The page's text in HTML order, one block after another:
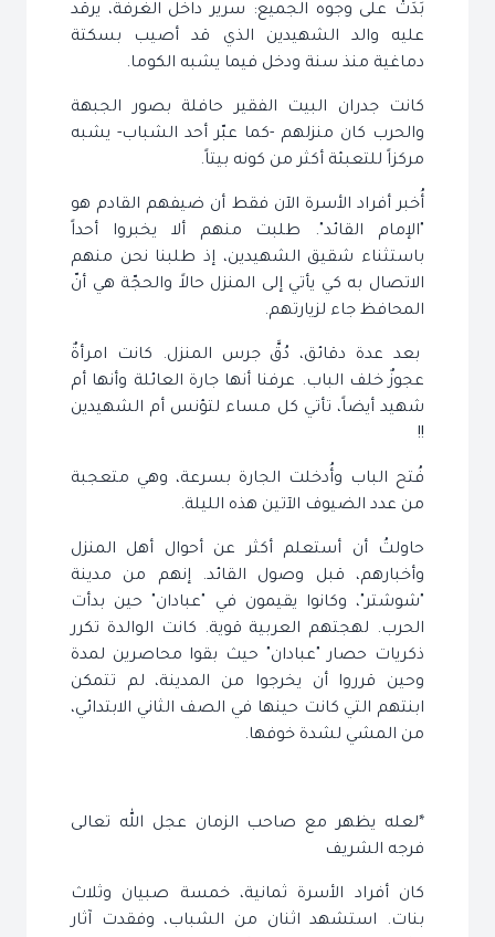
بَدَتْ على وجوه الجميع: سرير داخل الغرفة، يرقد
عليه والد الشهيدين الذي قد أصيب بسكتة
دماغية منذ سنة ودخل فيما يشبه الكوما.
كانت جدران البيت الفقير حافلة بصور الجبهة
والحرب كان منزلهم -كما عبّر أحد الشباب- يشبه
مركزاً للتعبئة أكثر من كونه بيتاً.
أُخبر أفراد الأسرة الآن فقط أن ضيفهم القادم هو
"الإمام القائد". طلبت منهم ألا يخبروا أحداً
باستثناء شقيق الشهيدين، إذ طلبنا نحن منهم
الاتصال به كي يأتي إلى المنزل حالاً والحجّة هي أنّ
المحافظ جاء لزيارتهم.
بعد عدة دقائق، دُقَّ جرس المنزل. كانت امرأةٌ
عجوزٌ خلف الباب. عرفنا أنها جارة العائلة وأنها أم
شهيد أيضاً، تأتي كل مساء لتؤنس أم الشهيدين
!!
فُتح الباب وأُدخلت الجارة بسرعة، وهي متعجبة
من عدد الضيوف الآتين هذه الليلة.
حاولتُ أن أستعلم أكثر عن أحوال أهل المنزل
وأخبارهم، قبل وصول القائد. إنهم من مدينة
"شوشتر"، وكانوا يقيمون في "عبادان" حين بدأت
الحرب. لهجتهم العربية قوية. كانت الوالدة تكرر
ذكريات حصار "عبادان" حيث بقوا محاصرين لمدة
وحين قرروا أن يخرجوا من المدينة، لم تتمكن
ابنتهم التي كانت حينها في الصف الثاني الابتدائي،
من المشي لشدة خوفها.
*لعله يظهر مع صاحب الزمان عجل الله تعالى
فرجه الشريف
كان أفراد الأسرة ثمانية، خمسة صبيان وثلاث
بنات. استشهد اثنان من الشباب، وفقدت آثار